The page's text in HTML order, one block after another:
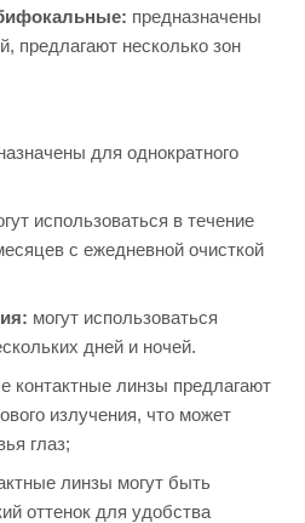
предназначены
предлагают несколько зон
для однократного
использоваться в течение
с ежедневной очисткой
могут использоваться
дней и ночей.
контактные линзы предлагают
излучения, что может
глаз;
линзы могут быть
оттенок для удобства